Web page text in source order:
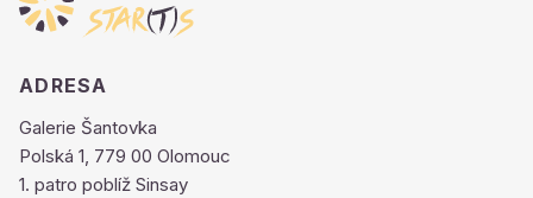
ADRESA
Galerie Šantovka
Polská 1, 779 00 Olomouc
1. patro poblíž Sinsay